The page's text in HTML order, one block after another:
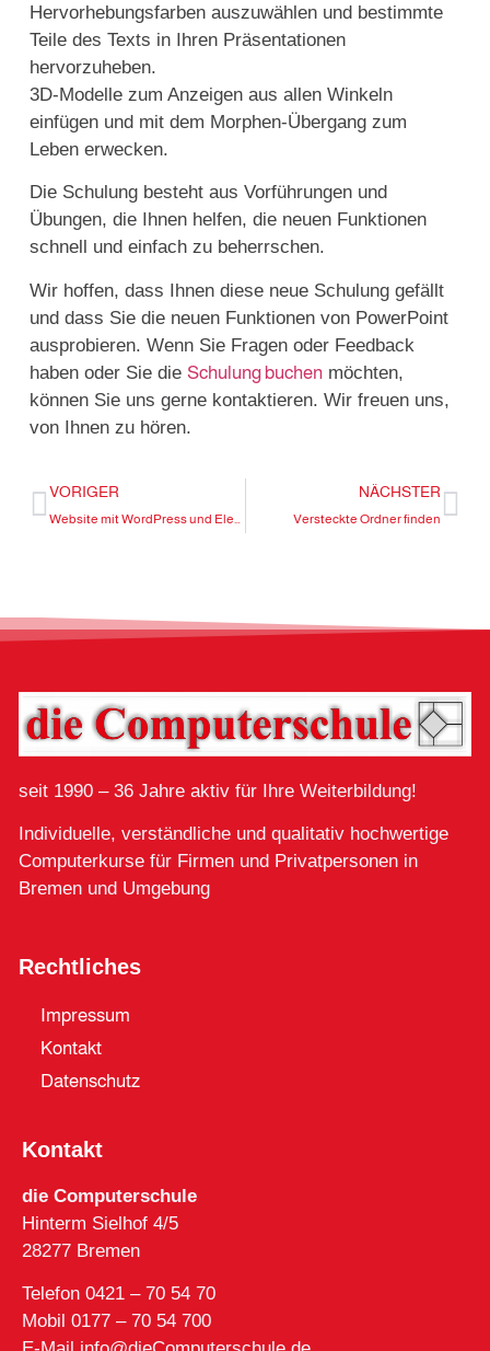
Hervorhebungsfarben auszuwählen und bestimmte
Teile des Texts in Ihren Präsentationen
hervorzuheben.
3D-Modelle zum Anzeigen aus allen Winkeln
einfügen und mit dem Morphen-Übergang zum
Leben erwecken.
Die Schulung besteht aus Vorführungen und
Übungen, die Ihnen helfen, die neuen Funktionen
schnell und einfach zu beherrschen.
Wir hoffen, dass Ihnen diese neue Schulung gefällt
und dass Sie die neuen Funktionen von PowerPoint
ausprobieren. Wenn Sie Fragen oder Feedback
haben oder Sie die Schulung buchen möchten,
können Sie uns gerne kontaktieren. Wir freuen uns,
von Ihnen zu hören.
VORIGER
Website mit WordPress und Elementor erstellt und das Websitedesign ist durcheinander?
NÄCHSTER
Versteckte Ordner finden
seit 1990 – 36 Jahre aktiv für Ihre Weiterbildung!
Individuelle, verständliche und qualitativ hochwertige
Computerkurse für Firmen und Privatpersonen in
Bremen und Umgebung
Rechtliches
Impressum
Kontakt
Datenschutz
Kontakt
die Computerschule
Hinterm Sielhof 4/5
28277 Bremen
Telefon 0421 – 70 54 70
Mobil 0177 – 70 54 700